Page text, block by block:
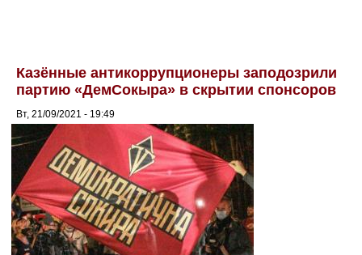
Казённые антикоррупционеры заподозрили
партию «ДемСокыра» в скрытии спонсоров
Вт, 21/09/2021 - 19:49